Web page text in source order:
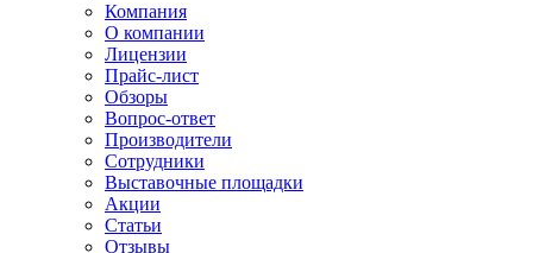
Компания
О компании
Лицензии
Прайс-лист
Обзоры
Вопрос-ответ
Производители
Сотрудники
Выставочные площадки
Акции
Статьи
Отзывы